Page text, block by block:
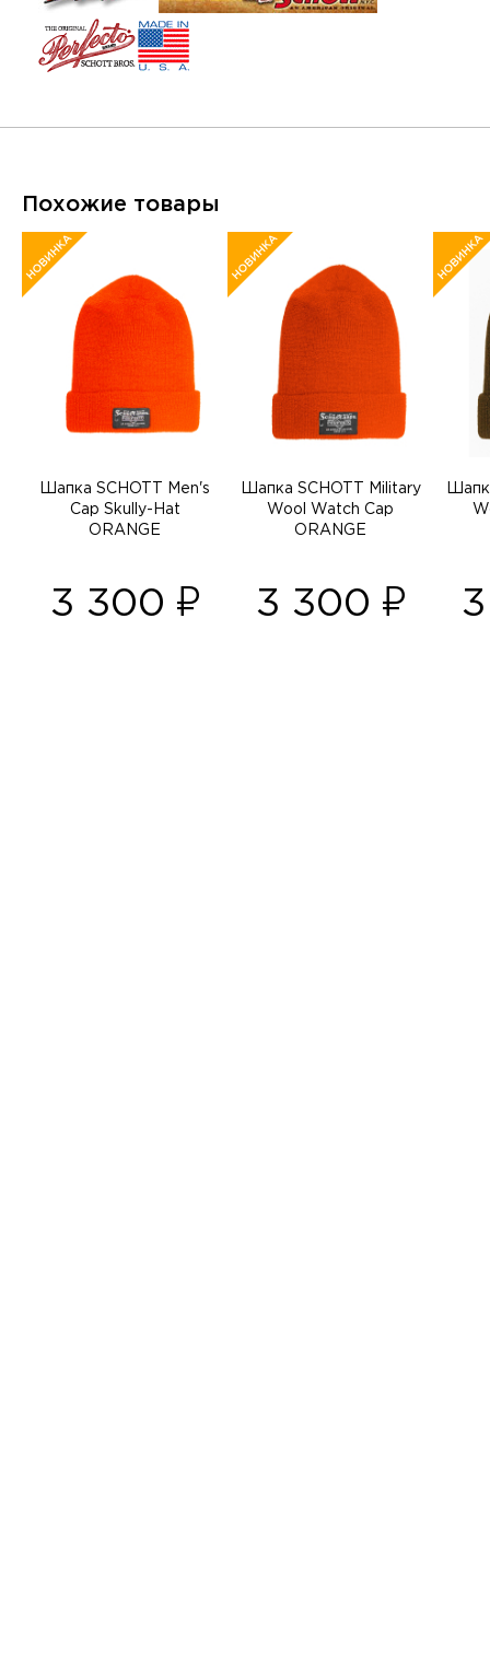
Похожие товары
Шапка SCHOTT Men's
Cap Skully-Hat
ORANGE
3 300
Шапка SCHOTT Military
Wool Watch Cap
ORANGE
3 300